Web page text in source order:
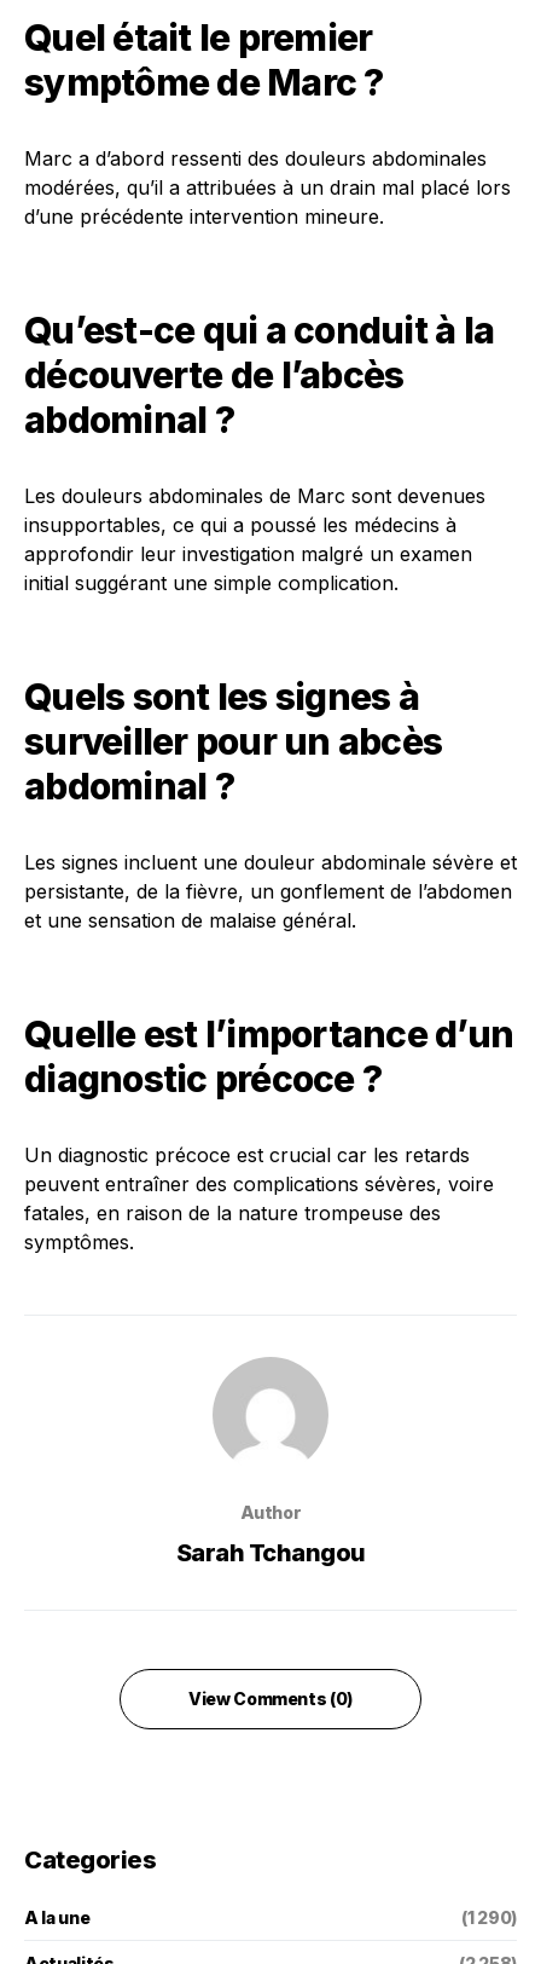
Quel était le premier
symptôme de Marc ?
Marc a d’abord ressenti des douleurs abdominales
modérées, qu’il a attribuées à un drain mal placé lors
d’une précédente intervention mineure.
Qu’est-ce qui a conduit à la
découverte de l’abcès
abdominal ?
Les douleurs abdominales de Marc sont devenues
insupportables, ce qui a poussé les médecins à
approfondir leur investigation malgré un examen
initial suggérant une simple complication.
Quels sont les signes à
surveiller pour un abcès
abdominal ?
Les signes incluent une douleur abdominale sévère et
persistante, de la fièvre, un gonflement de l’abdomen
et une sensation de malaise général.
Quelle est l’importance d’un
diagnostic précoce ?
Un diagnostic précoce est crucial car les retards
peuvent entraîner des complications sévères, voire
fatales, en raison de la nature trompeuse des
symptômes.
Author
Sarah Tchangou
View Comments (0)
Categories
A la une (1 290)